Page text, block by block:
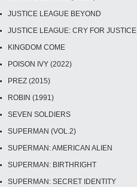
JUSTICE LEAGUE BEYOND
JUSTICE LEAGUE: CRY FOR JUSTICE
KINGDOM COME
POISON IVY (2022)
PREZ (2015)
ROBIN (1991)
SEVEN SOLDIERS
SUPERMAN (VOL.2)
SUPERMAN: AMERICAN ALIEN
SUPERMAN: BIRTHRIGHT
SUPERMAN: SECRET IDENTITY